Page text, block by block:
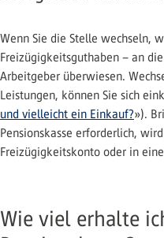
Wenn Sie die Stelle wechseln,
Freizügigkeitsguthaben – an
Arbeitgeber überwiesen.
Leistungen, können Sie sich
und vielleicht ein Einkauf?»).
Pensionskasse erforderlich,
Freizügigkeitskonto oder in
Wie viel erhalte